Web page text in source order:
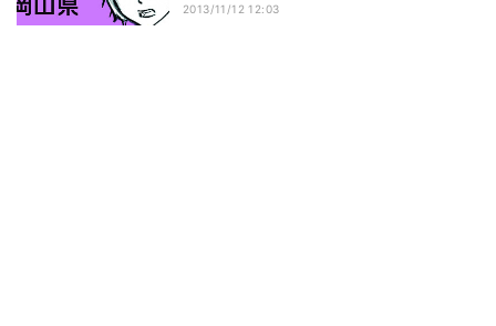
2013/11/12 12:03